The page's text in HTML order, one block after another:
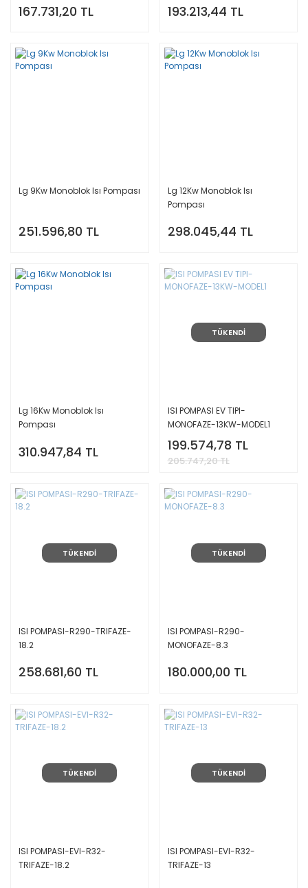
167.731,20 TL 193.213,44 TL
Lg 9Kw Monoblok Isı Pompası
251.596,80 TL
Lg 12Kw Monoblok Isı
Pompası
298.045,44 TL
Lg 16Kw Monoblok Isı
Pompası
310.947,84 TL
TÜKENDİ
ISI POMPASI EV TIPI-
MONOFAZE-13KW-MODEL1
199.574,78 TL
205.747,20 TL
TÜKENDİ
ISI POMPASI-R290-TRIFAZE-
18.2
258.681,60 TL
TÜKENDİ
ISI POMPASI-R290-
MONOFAZE-8.3
180.000,00 TL
TÜKENDİ
ISI POMPASI-EVI-R32-
TRIFAZE-18.2
TÜKENDİ
ISI POMPASI-EVI-R32-
TRIFAZE-13